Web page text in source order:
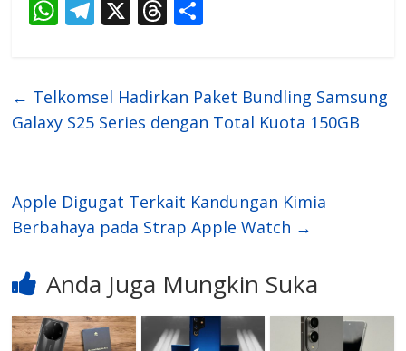
W
s
A
T
gr
a
X T
a
d
e
← Telkomsel Hadirkan Paket Bundling Samsung
Galaxy S25 Series dengan Total Kuota 150GB
Apple Digugat Terkait Kandungan Kimia
Berbahaya pada Strap Apple Watch →
Anda Juga Mungkin Suka